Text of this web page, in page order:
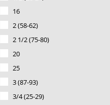
16
2 (58-62)
2 1/2 (75-80)
20
25
3 (87-93)
3/4 (25-29)